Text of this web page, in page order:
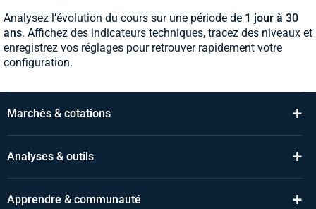
Analysez l’évolution du cours sur une période de 1 jour à 30
ans. Affichez des indicateurs techniques, tracez des niveaux et
enregistrez vos réglages pour retrouver rapidement votre
configuration.
Marchés & cotations +
Analyses & outils +
Apprendre & communauté +